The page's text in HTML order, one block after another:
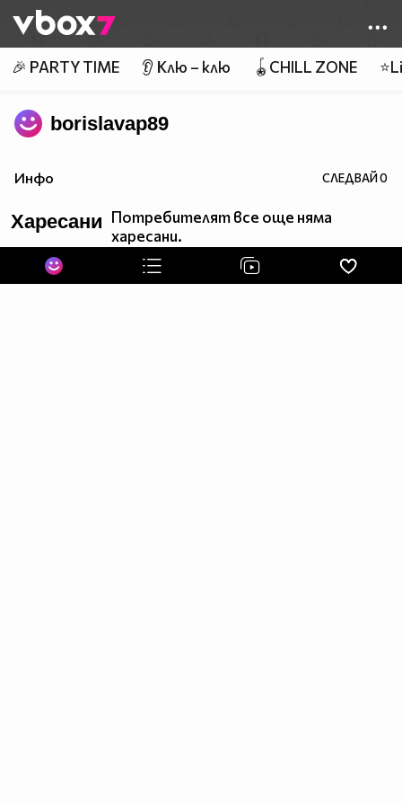
👾
🎉 PARTY TIME 👂 Клю – клю 🪀CHILL ZONE
borislavap89
Инфо СЛЕДВАЙ0
Харесани Потребителят все още няма
харесани.